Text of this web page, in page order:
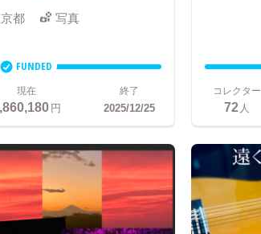
都 写真
FUNDED
現在
円
終了
2025/12/25
コレクター
72 人